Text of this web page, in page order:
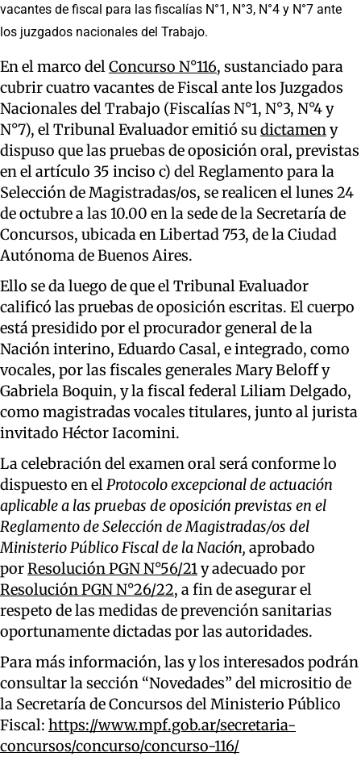
vacantes de fiscal para las fiscalías N°1, N°3, N°4 y N°7 ante
los juzgados nacionales del Trabajo.
En el marco delConcurso N°116, sustanciado para
cubrir cuatro vacantes de Fiscal ante los Juzgados
Nacionales del Trabajo (Fiscalías N°1, N°3, N°4 y
N°7), el Tribunal Evaluador emitió sudictameny
dispuso que las pruebas de oposición oral, previstas
en el artículo 35 inciso c) del Reglamento para la
Selección de Magistradas/os, se realicen el lunes 24
de octubre a las 10.00 en la sede de la Secretaría de
Concursos, ubicada en Libertad 753, de la Ciudad
Autónoma de Buenos Aires.
Ello se da luego de que el Tribunal Evaluador
calificó las pruebas de oposición escritas. El cuerpo
está presidido por el procurador general de la
Nación interino, Eduardo Casal, e integrado, como
vocales, por las fiscales generales Mary Beloff y
Gabriela Boquin, y la fiscal federal Liliam Delgado,
como magistradas vocales titulares, junto al jurista
invitado Héctor Iacomini.
La celebración del examen oral será conforme lo
dispuesto en elProtocolo excepcional de actuación
aplicable a las pruebas de oposición previstas en el
Reglamento de Selección de Magistradas/os del
Ministerio Público Fiscal de la Nación, aprobado
porResolución PGN N°56/21y adecuado por
Resolución PGN N°26/22, a fin de asegurar el
respeto de las medidas de prevención sanitarias
oportunamente dictadas por las autoridades.
Para más información, las y los interesados podrán
consultar la sección “Novedades” del micrositio de
la Secretaría de Concursos del Ministerio Público
Fiscal: https://www.mpf.gob.ar/secretaria-
concursos/concurso/concurso-116/